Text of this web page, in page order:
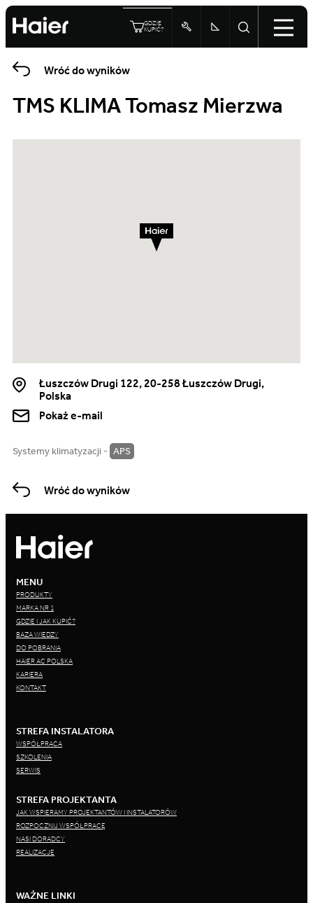
GDZIE
KUPIĆ?
Wróć do wyników
TMS KLIMA Tomasz Mierzwa
Łuszczów Drugi 122, 20-258 Łuszczów Drugi,
Polska
Pokaż e-mail
Systemy klimatyzacji - APS
Wróć do wyników
MENU
PRODUKTY
MARKA NR 1
GDZIE I JAK KUPIĆ?
BAZA WIEDZY
DO POBRANIA
HAIER AC POLSKA
KARIERA
KONTAKT
STREFA INSTALATORA
WSPÓŁPRACA
SZKOLENIA
SERWIS
STREFA PROJEKTANTA
JAK WSPIERAMY PROJEKTANTÓW I INSTALATORÓW
ROZPOCZNIJ WSPÓŁPRACĘ
NASI DORADCY
REALIZACJE
WAŻNE LINKI